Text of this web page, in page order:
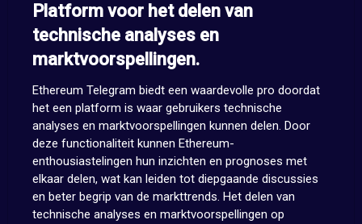
Platform voor het delen van
technische analyses en
marktvoorspellingen.
Ethereum Telegram biedt een waardevolle pro doordat
het een platform is waar gebruikers technische
analyses en marktvoorspellingen kunnen delen. Door
deze functionaliteit kunnen Ethereum-
enthousiastelingen hun inzichten en prognoses met
elkaar delen, wat kan leiden tot diepgaande discussies
en beter begrip van de markttrends. Het delen van
technische analyses en marktvoorspellingen op